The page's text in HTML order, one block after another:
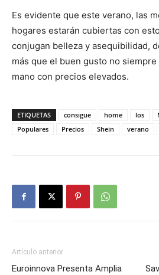
Es evidente que este verano, las
hogares estarán cubiertas con
conjugan belleza y asequibilidad,
más que el buen gusto no
mano con precios elevados.
ETIQUETAS consigue home los
Populares
Precios Shein verano
Artículo anterior
Euroinnova Presenta Amplia